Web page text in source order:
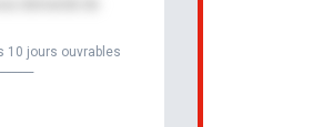
10 jours ouvrables